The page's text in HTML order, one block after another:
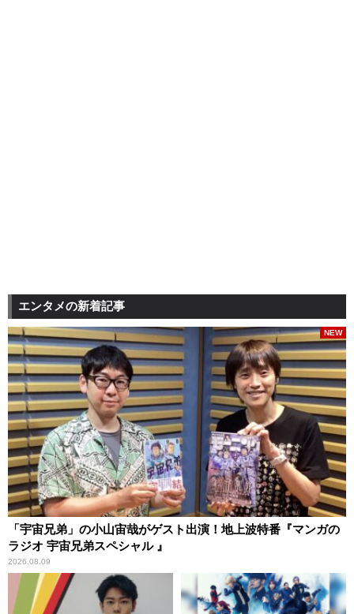
エンタメの新着記事
「宇宙兄弟」の小山宙哉がゲスト出演！地上波特番『マンガの
ラジオ 宇宙兄弟スペシャル 』
2026.08.09
NEW